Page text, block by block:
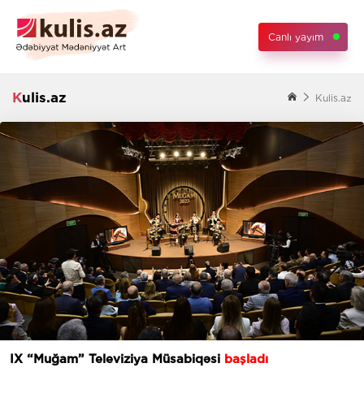
Canlı yayım
Kulis.az Kulis.az
IX “Muğam” Televiziya Müsabiqəsi başladı